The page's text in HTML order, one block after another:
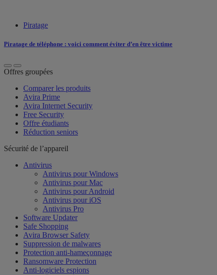
Piratage
Piratage de téléphone : voici comment éviter d’en être victime
Offres groupées
Comparer les produits
Avira Prime
Avira Internet Security
Free Security
Offre étudiants
Réduction seniors
Sécurité de l’appareil
Antivirus
Antivirus pour Windows
Antivirus pour Mac
Antivirus pour Android
Antivirus pour iOS
Antivirus Pro
Software Updater
Safe Shopping
Avira Browser Safety
Suppression de malwares
Protection anti-hameçonnage
Ransomware Protection
Anti-logiciels espions